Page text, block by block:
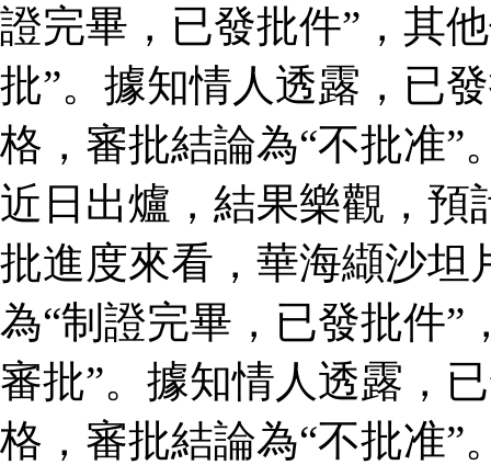
證完畢，已發批件”，其
批”。據知情人透露，已
格，審批結論為“不批准”
近日出爐，結果樂觀，
批進度來看，華海纈沙坦
為“制證完畢，已發批件”
審批”。據知情人透露，
格，審批結論為“不批准”